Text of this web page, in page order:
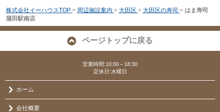
株式会社イーハウスTOP > 周辺施設案内 > 大田区 > 大田区の寿司 > はま寿司
蒲田駅南店
ページトップに戻る
営業時間:10:00～18:30
定休日:水曜日
ホーム
会社概要